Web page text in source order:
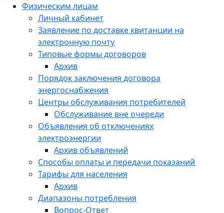
Физическим лицам
Личный кабинет
Заявление по доставке квитанции на
электронную почту
Типовые формы договоров
Архив
Порядок заключения договора
энергоснабжения
Центры обслуживания потребителей
Обслуживание вне очереди
Объявления об отключениях
электроэнергии
Архив объявлений
Способы оплаты и передачи показаний
Тарифы для населения
Архив
Диапазоны потребления
Вопрос-Ответ